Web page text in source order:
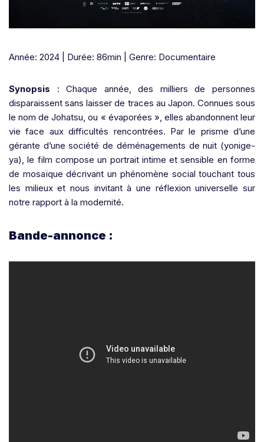
Année: 2024 | Durée: 86min | Genre: Documentaire
Synopsis : Chaque année, des milliers de personnes
disparaissent sans laisser de traces au Japon. Connues sous
le nom de Johatsu, ou « évaporées », elles abandonnent leur
vie face aux difficultés rencontrées. Par le prisme d’une
gérante d’une société de déménagements de nuit (yonige-
ya), le film compose un portrait intime et sensible en forme
de mosaïque décrivant un phénomène social touchant tous
les milieux et nous invitant à une réflexion universelle sur
notre rapport à la modernité.
Bande-annonce :